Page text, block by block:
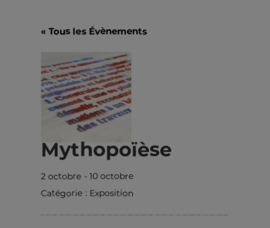
« Tous les Évènements
Mythopoïèse
2 octobre - 10 octobre
Catégorie : Exposition